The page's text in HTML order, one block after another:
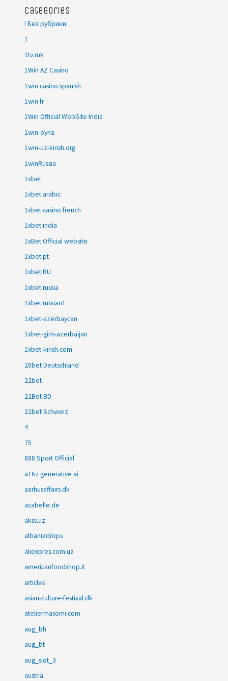
Categories
! Без рубрики
1
1tv.mk
1Win AZ Casino
1win casino spanish
1win fr
1Win Official WebSite India
1win-oyna
1win-uz-kirish.org
1winRussia
1xbet
1xbet arabic
1xbet casino french
1xbet india
1xBet Official website
1xbet pt
1xbet RU
1xbet russia
1xbet russian1
1xbet-azerbaycan
1xbet-giris-azerbaijan
1xbet-kirish.com
20bet Deutschland
22bet
22Bet BD
22bet Schweiz
4
75
888 Sport Official
a16z generative ai
aarhusaffairs.dk
acabelle.de
akss.uz
albaniadrops
aliexpres.com.ua
americanfoodshop.it
articles
asian-culture-festival.dk
ateliermasomi.com
aug_bh
aug_bt
aug_slot_3
austria